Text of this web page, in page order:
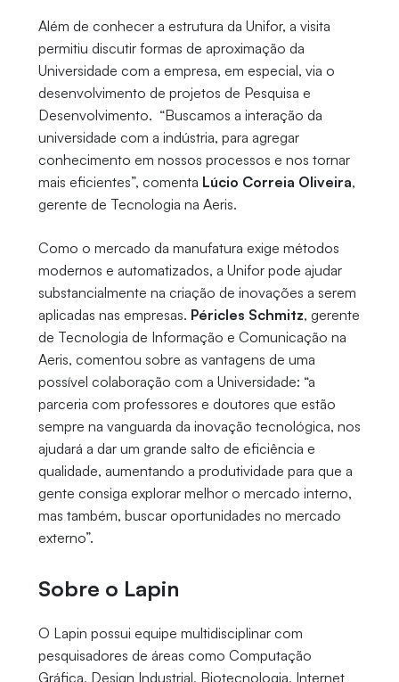
Além de conhecer a estrutura da Unifor, a visita
permitiu discutir formas de aproximação da
Universidade com a empresa, em especial, via o
desenvolvimento de projetos de Pesquisa e
Desenvolvimento. “Buscamos a interação da
universidade com a indústria, para agregar
conhecimento em nossos processos e nos tornar
mais eficientes”, comenta Lúcio Correia Oliveira,
gerente de Tecnologia na Aeris.
Como o mercado da manufatura exige métodos
modernos e automatizados, a Unifor pode ajudar
substancialmente na criação de inovações a serem
aplicadas nas empresas. Péricles Schmitz, gerente
de Tecnologia de Informação e Comunicação na
Aeris, comentou sobre as vantagens de uma
possível colaboração com a Universidade: “a
parceria com professores e doutores que estão
sempre na vanguarda da inovação tecnológica, nos
ajudará a dar um grande salto de eficiência e
qualidade, aumentando a produtividade para que a
gente consiga explorar melhor o mercado interno,
mas também, buscar oportunidades no mercado
externo”.
Sobre o Lapin
O Lapin possui equipe multidisciplinar com
pesquisadores de áreas como Computação
Gráfica, Design Industrial, Biotecnologia, Internet